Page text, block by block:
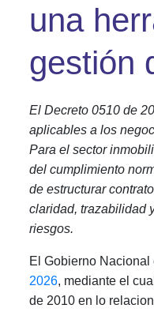
una
gestión
El Decreto 0510 de
aplicables a los
Para el sector
del cumplimiento
de estructurar
claridad, trazabilidad
riesgos.
El Gobierno Nacional
2026, mediante el
de 2010 en lo